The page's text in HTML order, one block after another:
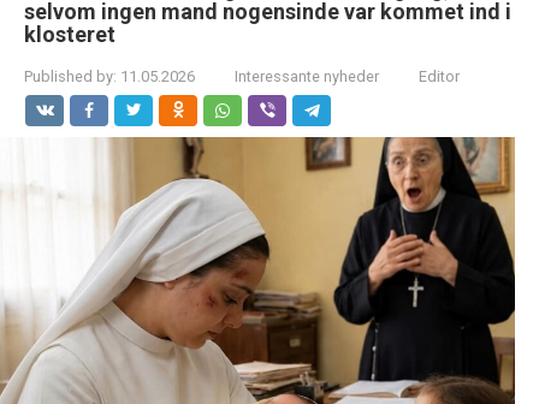
selvom ingen mand nogensinde var kommet ind i
klosteret
Published by: 11.05.2026 Interessante nyheder Editor